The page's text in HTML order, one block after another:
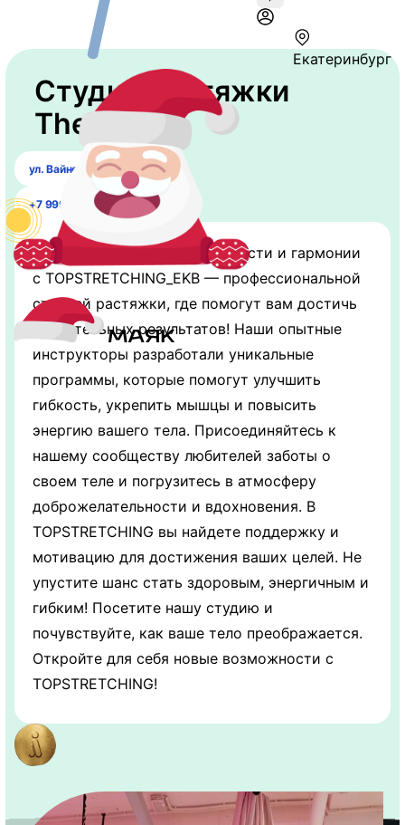
Екатеринбург
Студия растяжки
TheTop
ул. Вайнера, 9а/1.
+7 999 569-55-56
Откройте для себя мир гибкости и гармонии
с TOPSTRETCHING_EKB — профессиональной
студией растяжки, где помогут вам достичь
удивительных результатов! Наши опытные
инструкторы разработали уникальные
программы, которые помогут улучшить
гибкость, укрепить мышцы и повысить
энергию вашего тела. Присоединяйтесь к
нашему сообществу любителей заботы о
своем теле и погрузитесь в атмосферу
доброжелательности и вдохновения. В
TOPSTRETCHING вы найдете поддержку и
мотивацию для достижения ваших целей. Не
упустите шанс стать здоровым, энергичным и
гибким! Посетите нашу студию и
почувствуйте, как ваше тело преображается.
Откройте для себя новые возможности с
TOPSTRETCHING!